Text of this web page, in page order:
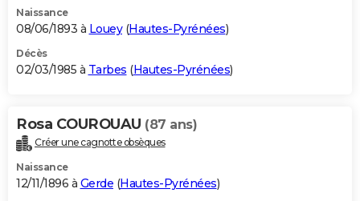
Naissance
08/06/1893 à Louey(Hautes-Pyrénées)
Décès
02/03/1985 à Tarbes (Hautes-Pyrénées)
Rosa COUROUAU (87 ans)
Créer une cagnotte obsèques
Naissance
12/11/1896 à Gerde (Hautes-Pyrénées)